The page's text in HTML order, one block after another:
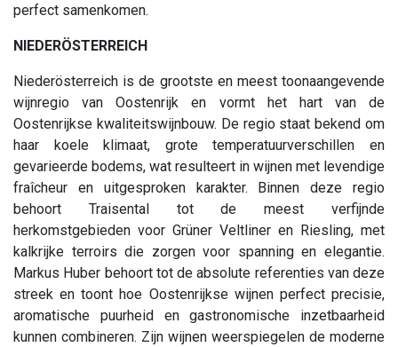
perfect samenkomen.
NIEDERÖSTERREICH
Niederösterreich is de grootste en meest toonaangevende
wijnregio van Oostenrijk en vormt het hart van de
Oostenrijkse kwaliteitswijnbouw. De regio staat bekend om
haar koele klimaat, grote temperatuurverschillen en
gevarieerde bodems, wat resulteert in wijnen met levendige
fraîcheur en uitgesproken karakter. Binnen deze regio
behoort Traisental tot de meest verfijnde
herkomstgebieden voor Grüner Veltliner en Riesling, met
kalkrijke terroirs die zorgen voor spanning en elegantie.
Markus Huber behoort tot de absolute referenties van deze
streek en toont hoe Oostenrijkse wijnen perfect precisie,
aromatische puurheid en gastronomische inzetbaarheid
kunnen combineren. Zijn wijnen weerspiegelen de moderne